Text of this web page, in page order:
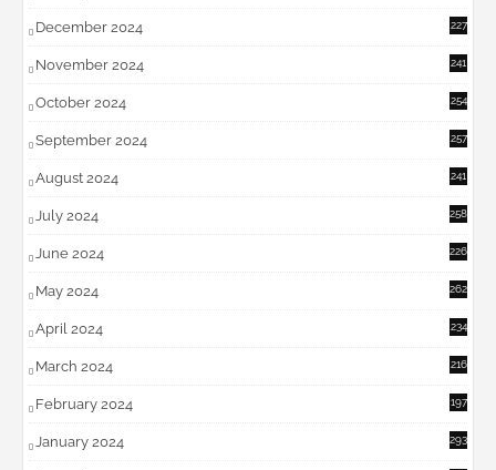
December 2024 227
November 2024 241
October 2024 254
September 2024 257
August 2024 241
July 2024 258
June 2024 226
May 2024 262
April 2024 234
March 2024 216
February 2024 197
January 2024 293